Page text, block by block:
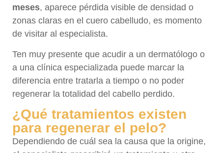
meses, aparece pérdida visible de densidad o
zonas claras en el cuero cabelludo, es momento
de visitar al especialista.
Ten muy presente que acudir a un dermatólogo o
a una clínica especializada puede marcar la
diferencia entre tratarla a tiempo o no poder
regenerar la totalidad del cabello perdido.
¿Qué tratamientos existen
para regenerar el pelo?
Dependiendo de cuál sea la causa que la origine,